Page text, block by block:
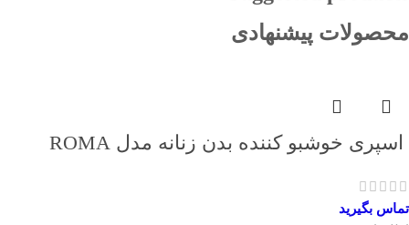
محصولات پیشنهادی
اسپری خوشبو کننده بدن زنانه مدل ROMA
تماس بگیرید